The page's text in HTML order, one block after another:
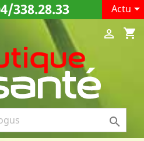
338.28.33 Actu
shopping_cart

